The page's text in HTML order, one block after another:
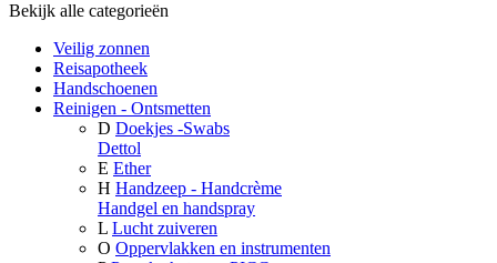
Bekijk alle categorieën
Veilig zonnen
Reisapotheek
Handschoenen
Reinigen - Ontsmetten
D Doekjes -Swabs
Dettol
E Ether
H Handzeep - Handcrème
Handgel en handspray
L Lucht zuiveren
O Oppervlakken en instrumenten